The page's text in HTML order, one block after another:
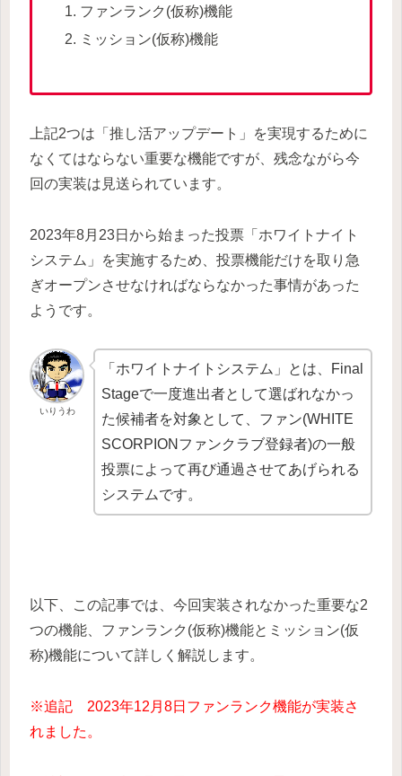
ファンランク(仮称)機能
ミッション(仮称)機能
上記2つは「推し活アップデート」を実現するために
なくてはならない重要な機能ですが、残念ながら今
回の実装は見送られています。
2023年8月23日から始まった投票「ホワイトナイト
システム」を実施するため、投票機能だけを取り急
ぎオープンさせなければならなかった事情があった
ようです。
いりうわ
「ホワイトナイトシステム」とは、Final
Stageで一度進出者として選ばれなかっ
た候補者を対象として、ファン(WHITE
SCORPIONファンクラブ登録者)の一般
投票によって再び通過させてあげられる
システムです。
以下、この記事では、今回実装されなかった重要な2
つの機能、ファンランク (仮称)機能とミッション(仮
称)機能について詳しく解説します。
※追記 2023年12月8日ファンランク機能が実装さ
れました。